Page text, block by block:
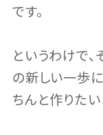
です。
というわけで
の新しい一歩
ちんと作りたい